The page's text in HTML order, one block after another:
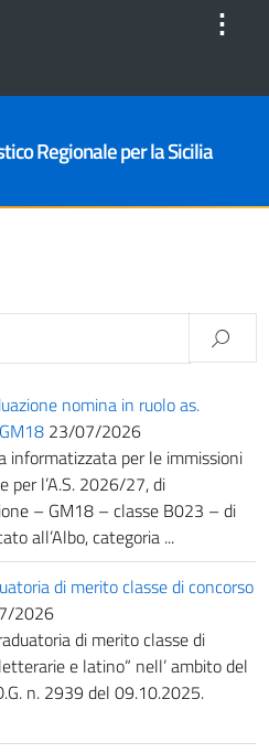
⋮
Regionale per la Sicilia
nomina in ruolo as.
23/07/2026
informatizzata per le immissioni
per l’A.S. 2026/27, di
– GM18 – classe B023 – di
all’Albo, categoria ...
di merito classe di concorso
2026
di merito classe di
e latino“ nell’ ambito del
n. 2939 del 09.10.2025.